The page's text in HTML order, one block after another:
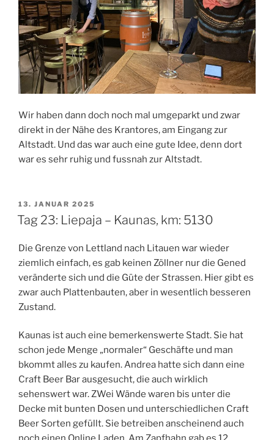
Wir haben dann doch noch mal umgeparkt und zwar
direkt in der Nähe des Krantores, am Eingang zur
Altstadt. Und das war auch eine gute Idee, denn dort
war es sehr ruhig und fussnah zur Altstadt.
VERÖFFENTLICHT
AM
13. JANUAR 2025
Tag 23: Liepaja – Kaunas, km: 5130
Die Grenze von Lettland nach Litauen war wieder
ziemlich einfach, es gab keinen Zöllner nur die Gened
veränderte sich und die Güte der Strassen. Hier gibt es
zwar auch Plattenbauten, aber in wesentlich besseren
Zustand.
Kaunas ist auch eine bemerkenswerte Stadt. Sie hat
schon jede Menge „normaler“ Geschäfte und man
bkommt alles zu kaufen. Andrea hatte sich dann eine
Craft Beer Bar ausgesucht, die auch wirklich
sehenswert war. ZWei Wände waren bis unter die
Decke mit bunten Dosen und unterschiedlichen Craft
Beer Sorten gefüllt. Sie betreiben anscheinend auch